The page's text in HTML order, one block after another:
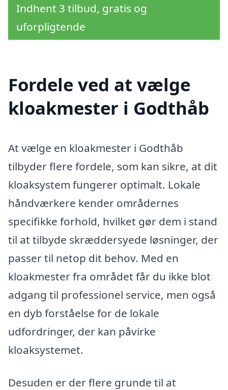
Indhent 3 tilbud, gratis og
uforpligtende
Fordele ved at vælge
kloakmester i Godthåb
At vælge en kloakmester i Godthåb
tilbyder flere fordele, som kan sikre, at dit
kloaksystem fungerer optimalt. Lokale
håndværkere kender områdernes
specifikke forhold, hvilket gør dem i stand
til at tilbyde skræddersyede løsninger, der
passer til netop dit behov. Med en
kloakmester fra området får du ikke blot
adgang til professionel service, men også
en dyb forståelse for de lokale
udfordringer, der kan påvirke
kloaksystemet.
Desuden er der flere grunde til at